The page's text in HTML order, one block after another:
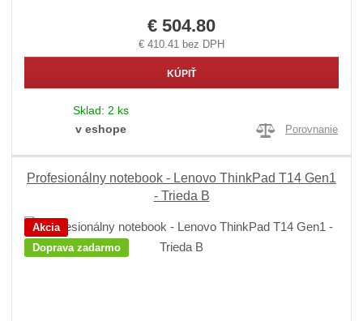
€ 504.80
€ 410.41 bez DPH
KÚPIŤ
Sklad: 2 ks
v eshope
Porovnanie
Profesionálny notebook - Lenovo ThinkPad T14 Gen1
- Trieda B
Akcia
Doprava zadarmo